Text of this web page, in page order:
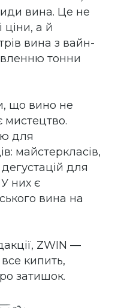
вина. Це не
а й
вина з вайн-
тонни
що вино не
мистецтво.
для
майстеркласів,
для
них є
вина на
ZWIN —
кипить,
затишок.